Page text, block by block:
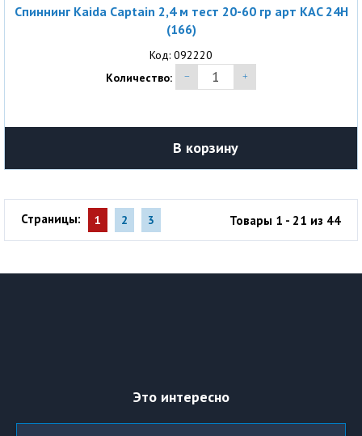
Спиннинг Kaida Captain 2,4 м тест 20-60 гр арт KAC 24H
(166)
Код: 092220
Количество:
В корзину
Страницы: 1 2 3 Товары 1 - 21 из 44
Это интересно